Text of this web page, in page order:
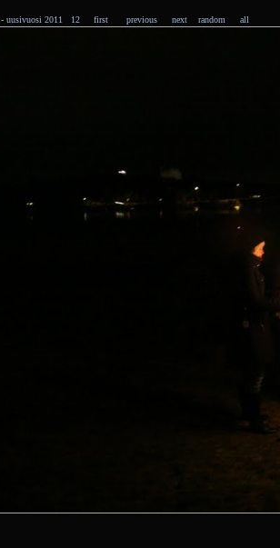
- uusivuosi 2011 12 first previous next random all